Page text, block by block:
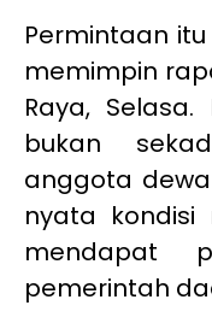
Permintaan
memimpin
Raya,
bukan
anggota
nyata kondisi
mendapat
pemerintah